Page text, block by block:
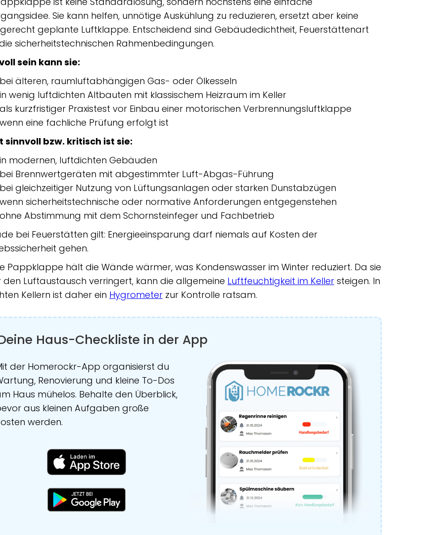
Sie kann helfen, unnötige Auskühlung zu reduzieren, ersetzt aber keine
geplante Luftklappe. Entscheidend sind Gebäudedichtheit, Feuerstättenart
sicherheitstechnischen Rahmenbedingungen.
sein kann sie:
bei älteren, raumluftabhängigen Gas- oder Ölkesseln
in wenig luftdichten Altbauten mit klassischem Heizraum im Keller
als kurzfristiger Praxistest vor Einbau einer motorischen Verbrennungsluftklappe
wenn eine fachliche Prüfung erfolgt ist
sinnvoll bzw. kritisch ist sie:
in modernen, luftdichten Gebäuden
bei Brennwertgeräten mit abgestimmter Luft-Abgas-Führung
bei gleichzeitiger Nutzung von Lüftungsanlagen oder starken Dunstabzügen
wenn sicherheitstechnische oder normative Anforderungen entgegenstehen
ohne Abstimmung mit dem Schornsteinfeger und Fachbetrieb
bei Feuerstätten gilt: Energieeinsparung darf niemals auf Kosten der
gehen.
Pappklappe hält die Wände wärmer, was Kondenswasser im Winter reduziert. Da sie
Luftaustausch verringert, kann die allgemeine Luftfeuchtigkeit im Keller steigen. In
Kellern ist daher ein Hygrometer zur Kontrolle ratsam.
Haus-Checkliste in der App
der Homerockr-App organisierst du
Renovierung und kleine To-Dos
Haus mühelos. Behalte den Überblick,
aus kleinen Aufgaben große
werden.